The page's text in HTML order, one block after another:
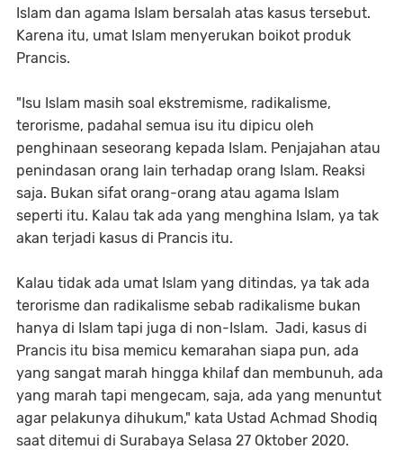
Islam dan agama Islam bersalah atas kasus tersebut.
Karena itu, umat Islam menyerukan boikot produk
Prancis.
"Isu Islam masih soal ekstremisme, radikalisme,
terorisme, padahal semua isu itu dipicu oleh
penghinaan seseorang kepada Islam. Penjajahan atau
penindasan orang lain terhadap orang Islam. Reaksi
saja. Bukan sifat orang-orang atau agama Islam
seperti itu. Kalau tak ada yang menghina Islam, ya tak
akan terjadi kasus di Prancis itu.
Kalau tidak ada umat Islam yang ditindas, ya tak ada
terorisme dan radikalisme sebab radikalisme bukan
hanya di Islam tapi juga di non-Islam. Jadi, kasus di
Prancis itu bisa memicu kemarahan siapa pun, ada
yang sangat marah hingga khilaf dan membunuh, ada
yang marah tapi mengecam, saja, ada yang menuntut
agar pelakunya dihukum," kata Ustad Achmad Shodiq
saat ditemui di Surabaya Selasa 27 Oktober 2020.